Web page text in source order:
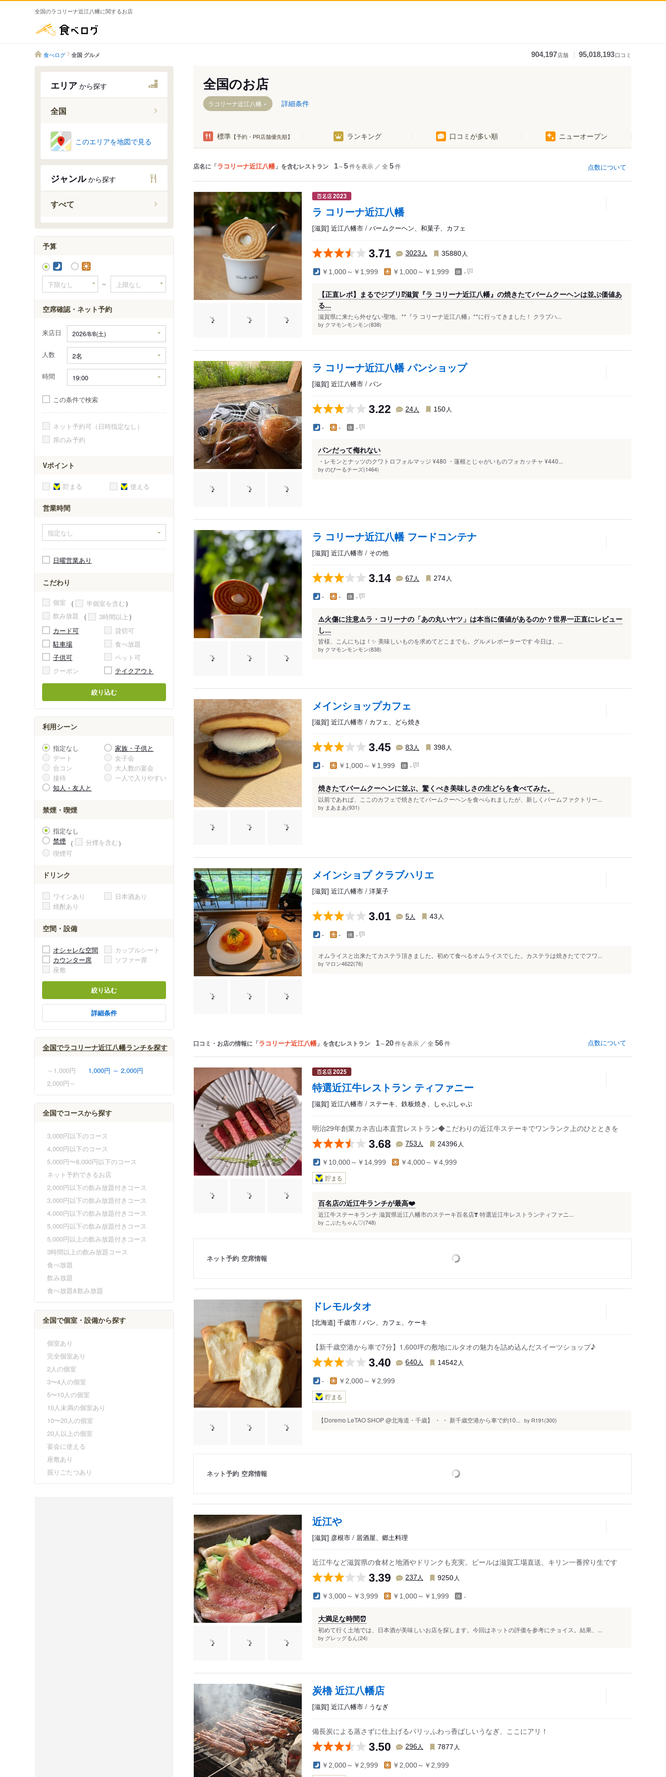
全国のラコリーナ近江八幡に関するお店
食べログ 全国 グルメ 904,197店舗 95,018,193口コミ
エリア から探す
全国
このエリアを地図で見る
ジャンルから探す
すべて
予算
～
空席確認・ネット予約
来店日
人数
時間
この条件で検索
ネット予約可（日時指定なし）
席のみ予約
Vポイント
貯まる 使える
営業時間
日曜営業あり
こだわり
個室
半個室を含む
飲み放題
3時間以上
カード可
貸切可
駐車場
食べ放題
子供可
ペット可
クーポン
テイクアウト
絞り込む
利用シーン
指定なし
家族・子供と
デート
女子会
合コン
大人数の宴会
接待
一人で入りやすい
知人・友人と
禁煙・喫煙
指定なし
禁煙
分煙を含む
喫煙可
ドリンク
ワインあり
日本酒あり
焼酎あり
空間・設備
オシャレな空間
カップルシート
カウンター席
ソファー席
座敷
絞り込む
詳細条件
全国でラコリーナ近江八幡ランチを探す
～1,000円
1,000円 ～ 2,000円
2,000円～
全国でコースから探す
3,000円以下のコース
4,000円以下のコース
5,000円〜8,000円以下のコース
ネット予約できるお店
2,000円以下の飲み放題付きコース
3,000円以下の飲み放題付きコース
4,000円以下の飲み放題付きコース
5,000円以下の飲み放題付きコース
5,000円以上の飲み放題付きコース
3時間以上の飲み放題コース
食べ放題
飲み放題
食べ放題&飲み放題
全国で個室・設備から探す
個室あり
完全個室あり
2人の個室
3〜4人の個室
5〜10人の個室
10人未満の個室あり
10〜20人の個室
20人以上の個室
宴会に使える
座敷あり
掘りごたつあり
全国のお店
ラコリーナ近江八幡 詳細条件
標準【予約・PR店舗優先順】 ランキング 口コミが多い順 ニューオープン
点数について
店名に「ラコリーナ近江八幡 」を含むレストラン 1～5件を表示 ／ 全 5件
ラ コリーナ近江八幡
[滋賀] 近江八幡市 / バームクーヘン、和菓子、カフェ
3.71 3023 人 35880 人
￥1,000～￥1,999 ￥1,000～￥1,999 -
【正直レポ】まるでジブリ⁉️滋賀『ラ コリーナ近江八幡』の焼きたてバームクーヘンは並ぶ価値あ
る...
滋賀県に来たら外せない聖地、**『ラ コリーナ近江八幡』**に行ってきました！ クラブハ...
by クマモンモンモン(838)
ラ コリーナ近江八幡 パンショップ
[滋賀] 近江八幡市 / パン
3.22 24人 150 人
- - -
パンだって侮れない
・レモンとナッツのクワトロフォルマッジ ¥480 ・蓮根とじゃがいものフォカッチャ ¥440...
by のびーるチーズ(1464)
ラ コリーナ近江八幡 フードコンテナ
[滋賀] 近江八幡市 / その他
3.14 67 人 274 人
- - -
⚠️火傷に注意⚠️ラ・コリーナの「あの丸いヤツ」は本当に価値があるのか？世界一正直にレビュー
し...
皆様、こんにちは！✨ 美味しいものを求めてどこまでも。グルメレポーターです️ 今日は、...
by クマモンモンモン(838)
メインショップカフェ
[滋賀] 近江八幡市 / カフェ、どら焼き
3.45 83 人 398 人
- ￥1,000～￥1,999 -
焼きたてバームクーヘンに並ぶ、驚くべき美味しさの生どらを食べてみた。
以前であれば、ここのカフェで焼きたてバームクーヘンを食べられましたが、新しくバームファクトリー...
by まあまあ(931)
メインショプ クラブハリエ
[滋賀] 近江八幡市 / 洋菓子
3.01 5人 43 人
- - -
オムライスと出来たてカステラ頂きました。初めて食べるオムライスでした。カステラは焼きたてでフワ...
by マロン4622(76)
口コミ・お店の情報に「ラコリーナ近江八幡 」を含むレストラン 1～20件を表示 ／ 全 56件 点数について
特選近江牛レストラン ティファニー
[滋賀] 近江八幡市 / ステーキ、鉄板焼き、しゃぶしゃぶ
明治29年創業カネ吉山本直営レストラン◆こだわりの近江牛ステーキでワンランク上のひとときを
3.68 753 人 24396 人
￥10,000～￥14,999 ￥4,000～￥4,999
貯まる
百名店の近江牛ランチが最高❤️
近江牛ステーキランチ 滋賀県近江八幡市のステーキ百名店❣️ 特選近江牛レストランティファニ...
by こぶたちゃん♡(748)
ネット予約 空席情報
ドレモルタオ
[北海道] 千歳市 / パン、カフェ、ケーキ
【新千歳空港から車で7分】1,600坪の敷地にルタオの魅力を詰め込んだスイーツショップ♪
3.40 640人 14542 人
- ￥2,000～￥2,999
貯まる
【Doremo LeTAO SHOP @北海道・千歳】 ・ ・ 新千歳空港から車で約10... by R191(300)
ネット予約 空席情報
近江や
[滋賀] 彦根市 / 居酒屋、郷土料理
近江牛など滋賀県の食材と地酒やドリンクも充実。ビールは滋賀工場直送、キリン一番搾り生です
3.39 237 人 9250 人
￥3,000～￥3,999 ￥1,000～￥1,999 -
大満足な時間⏰
初めて行く土地では、日本酒が美味しいお店を探します。今回はネットの評価を参考にチョイス。結果、...
by グレッグるん(24)
炭櫓 近江八幡店
[滋賀] 近江八幡市 / うなぎ
備長炭による蒸さずに仕上げるパリッふわっ香ばしいうなぎ、ここにアリ！
3.50 296人 7877 人
￥2,000～￥2,999 ￥2,000～￥2,999